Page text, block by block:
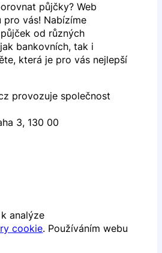
půjčky? Web
pro vás! Nabízíme
od různých
bankovních, tak i
která je pro vás nejlepší
provozuje společnost
3, 130 00
analýze
cookie. Používáním webu